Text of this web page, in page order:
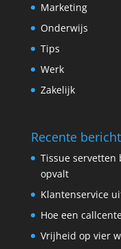
Marketing
Onderwijs
Tips
Werk
Zakelijk
Recente
Tissue
opvalt
Klantenservice
Hoe een
Vrijheid op vier